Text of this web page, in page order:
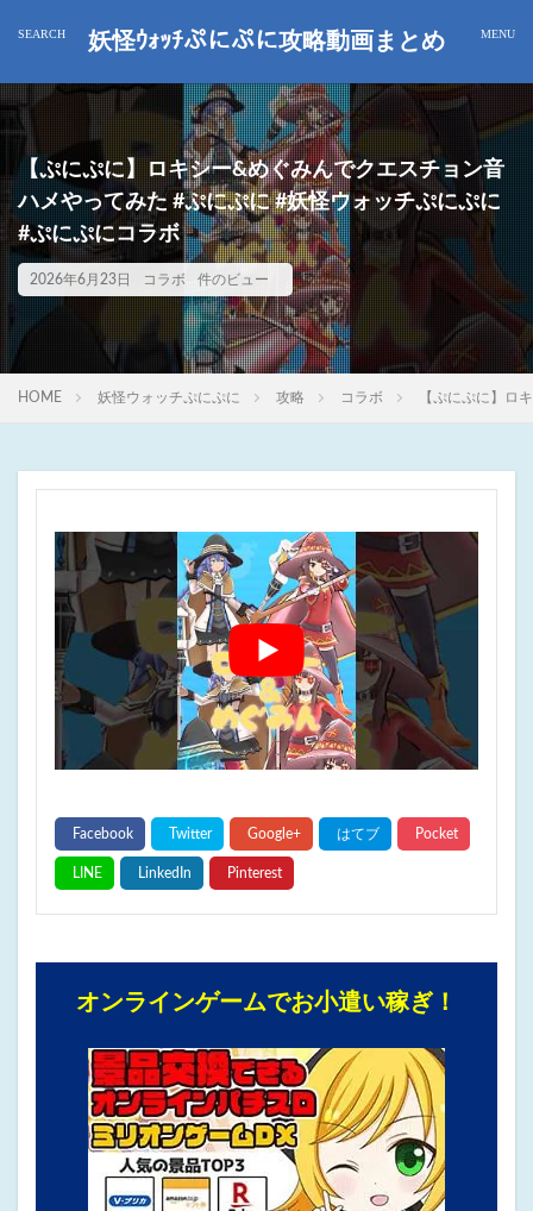
妖怪ｳｫｯﾁぷにぷに攻略動画まとめ
【ぷにぷに】ロキシー&めぐみんでクエスチョン音
ハメやってみた #ぷにぷに #妖怪ウォッチぷにぷに
#ぷにぷにコラボ
2026年6月23日 コラボ 件のビュー
HOME 妖怪ウォッチぷにぷに 攻略 コラボ 【ぷにぷに】ロ
オンラインゲームでお小遣い稼ぎ！